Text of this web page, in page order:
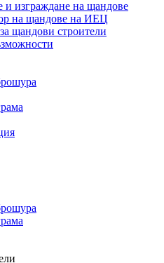
и изграждане на щандове
на щандове на ИЕЦ
щандови строители